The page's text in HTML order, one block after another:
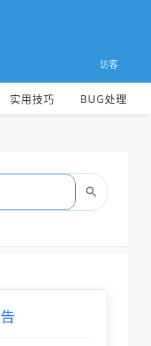
访客
实用技巧 BUG处理